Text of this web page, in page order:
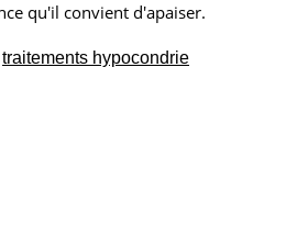
qu'il convient d'apaiser.
traitements hypocondrie